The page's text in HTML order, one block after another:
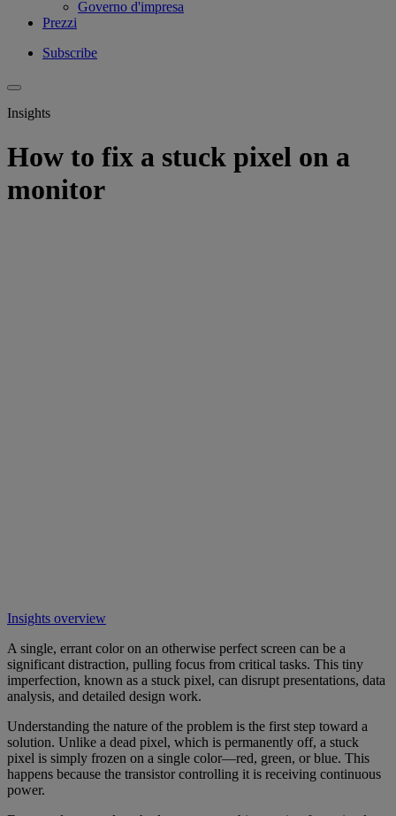
Governo d'impresa
Prezzi
Subscribe
Insights
How to fix a stuck pixel on a
monitor
Insights overview
A single, errant color on an otherwise perfect screen can be a
significant distraction, pulling focus from critical tasks. This tiny
imperfection, known as a stuck pixel, can disrupt presentations, data
analysis, and detailed design work.
Understanding the nature of the problem is the first step toward a
solution. Unlike a dead pixel, which is permanently off, a stuck
pixel is simply frozen on a single color—red, green, or blue. This
happens because the transistor controlling it is receiving continuous
power.